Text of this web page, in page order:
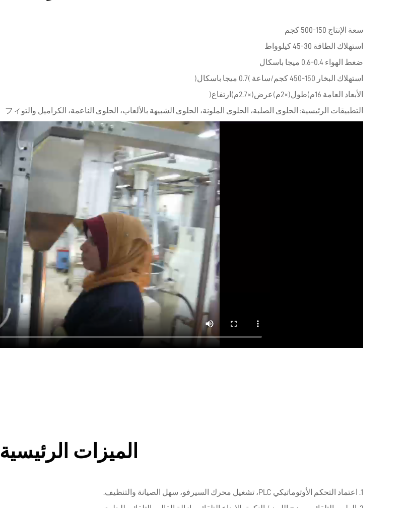
سعة الإنتاج 150-500 كجم
استهلاك الطاقة 30-45 كيلوواط
ضغط الهواء 0.4-0.6 ميجا باسكال
استهلاك البخار 150-450 كجم/ساعة (0.7 ميجا باسكال)
الأبعاد العامة 16م(طول)×2م(عرض)×2.7م(ارتفاع)
التطبيقات الرئيسية: الحلوى الصلبة، الحلوى الملونة، الحلوى الشبيهة بالألعاب، الحلوى الناعمة، الكراميل والتوフィ
الميزات الرئيسية
1. اعتماد التحكم الأوتوماتيكي PLC، تشغيل محرك السيرفو، سهل الصيانة والتنظيف.